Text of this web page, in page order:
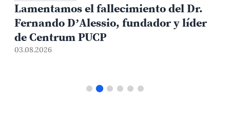
Lamentamos el fallecimiento del Dr.
Fernando D’Alessio, fundador y líder
de Centrum PUCP
03.08.2026